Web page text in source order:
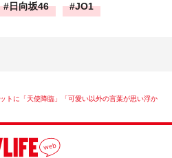
日向坂46 JO1
トに「天使降臨」「可愛い以外の言葉が思い浮か